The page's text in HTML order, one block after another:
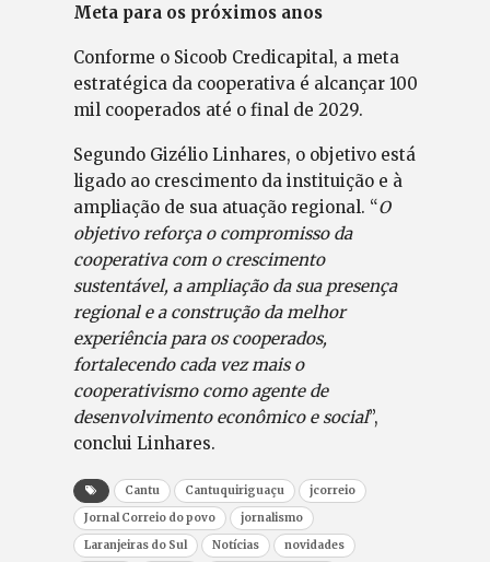
Meta para os próximos anos
Conforme o Sicoob Credicapital, a meta
estratégica da cooperativa é alcançar 100
mil cooperados até o final de 2029.
Segundo Gizélio Linhares, o objetivo está
ligado ao crescimento da instituição e à
ampliação de sua atuação regional. “O
objetivo reforça o compromisso da
cooperativa com o crescimento
sustentável, a ampliação da sua presença
regional e a construção da melhor
experiência para os cooperados,
fortalecendo cada vez mais o
cooperativismo como agente de
desenvolvimento econômico e social”,
conclui Linhares.
Cantu Cantuquiriguaçu
jcorreio
Jornal Correio do povo
jornalismo
Laranjeiras do Sul
Notícias
novidades